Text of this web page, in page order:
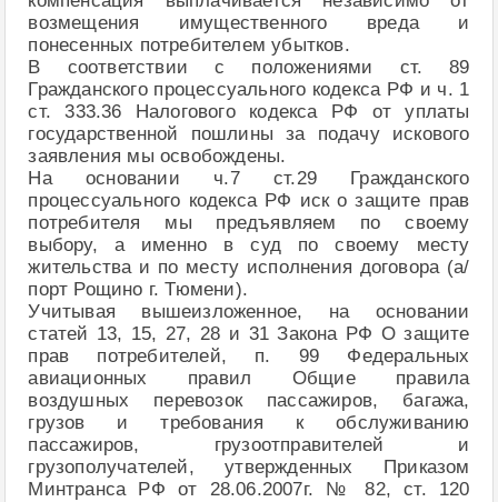
возмещения имущественного вреда и
понесенных потребителем убытков.
В соответствии с положениями ст. 89
Гражданского процессуального кодекса РФ и ч. 1
ст. 333.36 Налогового кодекса РФ от уплаты
государственной пошлины за подачу искового
заявления мы освобождены.
На основании ч.7 ст.29 Гражданского
процессуального кодекса РФ иск о защите прав
потребителя мы предъявляем по своему
выбору, а именно в суд по своему месту
жительства и по месту исполнения договора (а/
порт Рощино г. Тюмени).
Учитывая вышеизложенное, на основании
статей 13, 15, 27, 28 и 31 Закона РФ О защите
прав потребителей, п. 99 Федеральных
авиационных правил Общие правила
воздушных перевозок пассажиров, багажа,
грузов и требования к обслуживанию
пассажиров, грузоотправителей и
грузополучателей, утвержденных Приказом
Минтранса РФ от 28.06.2007г. № 82, ст. 120